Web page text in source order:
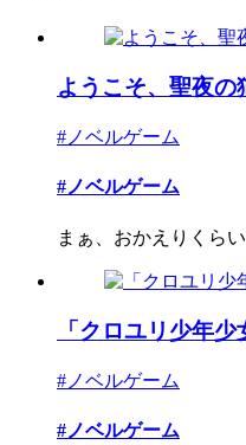
ようこそ、聖夜の
#ノベルゲーム
#ノベルゲーム
まぁ、おかえりくら
「クロユリ少年少
#ノベルゲーム
#ノベルゲーム